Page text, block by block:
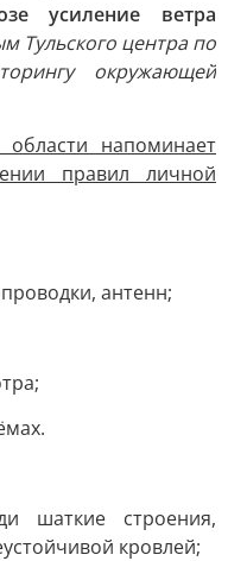
усиление ветра
Тульского центра по
окружающей
напоминает
правил личной
антенн;
шаткие строения,
кровлей;